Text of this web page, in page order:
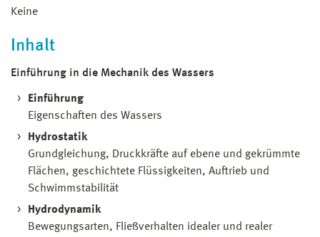
Keine
Inhalt
Einführung in die Mechanik des Wassers
Einführung
Eigenschaften des Wassers
Hydrostatik
Grundgleichung, Druckkräfte auf ebene und gekrümmte
Flächen, geschichtete Flüssigkeiten, Auftrieb und
Schwimmstabilität
Hydrodynamik
Bewegungsarten, Fließverhalten idealer und realer